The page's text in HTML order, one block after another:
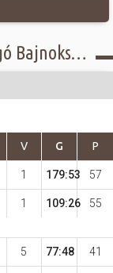
2024-25 Városi Kispályás Labdarúgó Bajnokság - Tabella - Öregfiúk csoport
V G P
1 179:53 57
1 109:26 55
5 77:48 41